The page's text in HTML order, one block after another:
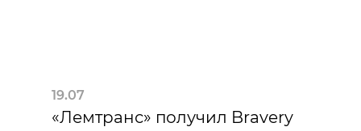
19.07
«Лемтранс» получил Bravery